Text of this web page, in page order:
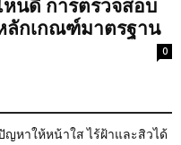
ลักเกณฑ์มาตรฐาน
0
หาให้หน้าใส ไร้ฝ้าและสิวได้